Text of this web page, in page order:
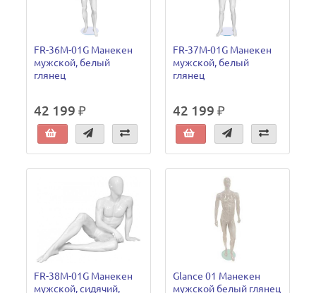
FR-36M-01G Манекен
мужской, белый
глянец
42 199 ₽
FR-37M-01G Манекен
мужской, белый
глянец
42 199 ₽
FR-38M-01G Манекен
мужской, сидячий,
Glance 01 Манекен
мужской белый глянец